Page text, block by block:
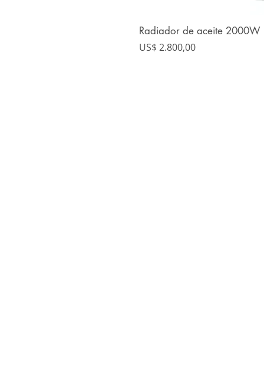
Radiador de aceite 2000W
Precio
US$ 2.800,00